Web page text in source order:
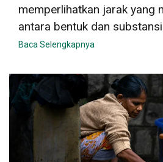
memperlihatkan jarak yang
antara bentuk dan
Baca Selengkapnya